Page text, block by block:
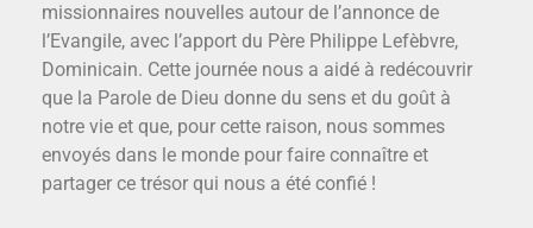
missionnaires nouvelles autour de l’annonce de
l’Evangile, avec l’apport du Père Philippe Lefèbvre,
Dominicain. Cette journée nous a aidé à redécouvrir
que la Parole de Dieu donne du sens et du goût à
notre vie et que, pour cette raison, nous sommes
envoyés dans le monde pour faire connaître et
partager ce trésor qui nous a été confié !